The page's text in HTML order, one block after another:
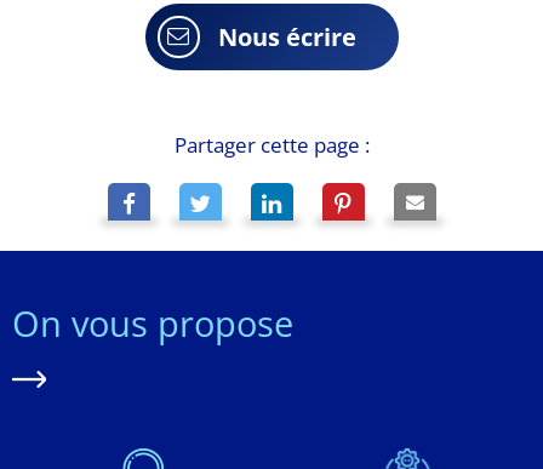
Nous écrire
Partager cette page :
On vous propose